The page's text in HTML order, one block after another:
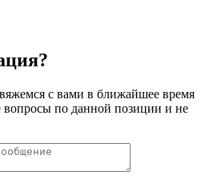
с вами в ближайшее время
вопросы по данной позиции и не